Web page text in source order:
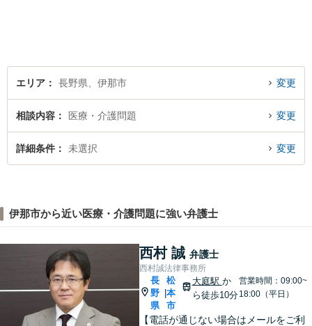
エリア 長野県、伊那市 変更
相談内容 医療・介護問題 変更
詳細条件 未選択 変更
伊那市から近い医療・介護問題に強い弁護士
西村 誠 弁護士
西村誠法律事務所
長
野
県
|
松
本
市
大庭駅 か
ら徒歩10分
営業時間：09:00~
18:00（平日）
【電話が通じない場合はメールをご利